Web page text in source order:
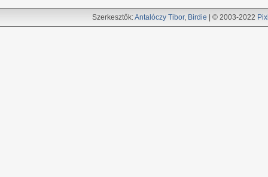
Szerkesztők:Antalóczy Tibor, Birdie | © 2003-2022